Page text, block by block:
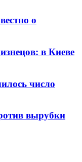
о
в Киеве
число
вырубки